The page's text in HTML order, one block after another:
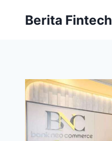
Berita Fintech